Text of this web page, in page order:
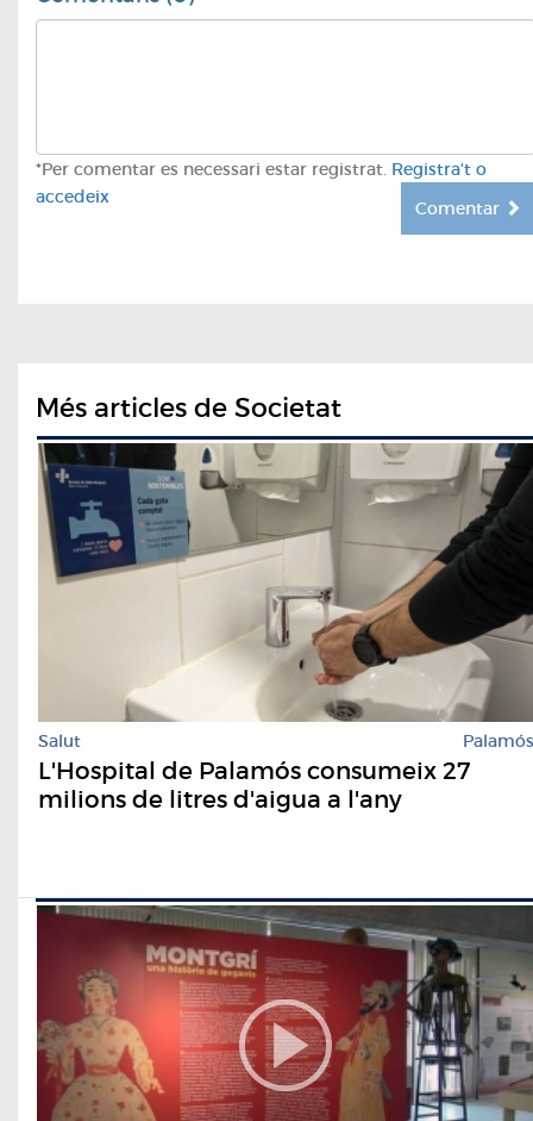
*Per comentar es necessari estar registrat. Registra't o
accedeix
Comentar
Més articles de Societat
Salut Palamós
L'Hospital de Palamós consumeix 27
milions de litres d'aigua a l'any